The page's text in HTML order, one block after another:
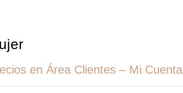
en Área Clientes – Mi Cuenta